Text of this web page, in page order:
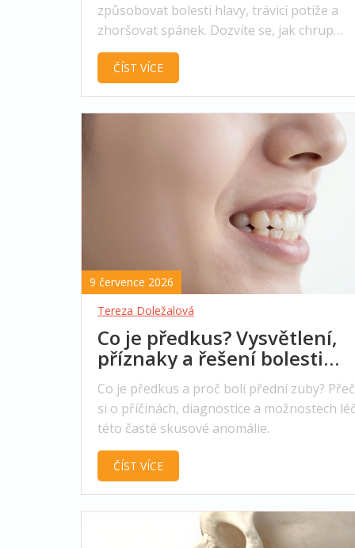
způsobovat bolesti hlavy, trávicí potíže a
zhoršovat spánek. Dozvíte se, jak chrup
ovlivňuje vaše zdraví a jaké jsou možnosti
ČÍST VÍCE
9 července 2026
Tereza Doležalová
Co je předkus? Vysvětlení,
příznaky a řešení bolesti
předních zubů
Co je předkus a proč bolí přední zuby?
si o příčinách, diagnostice a možnostech
této časté skusové anomálie.
ČÍST VÍCE